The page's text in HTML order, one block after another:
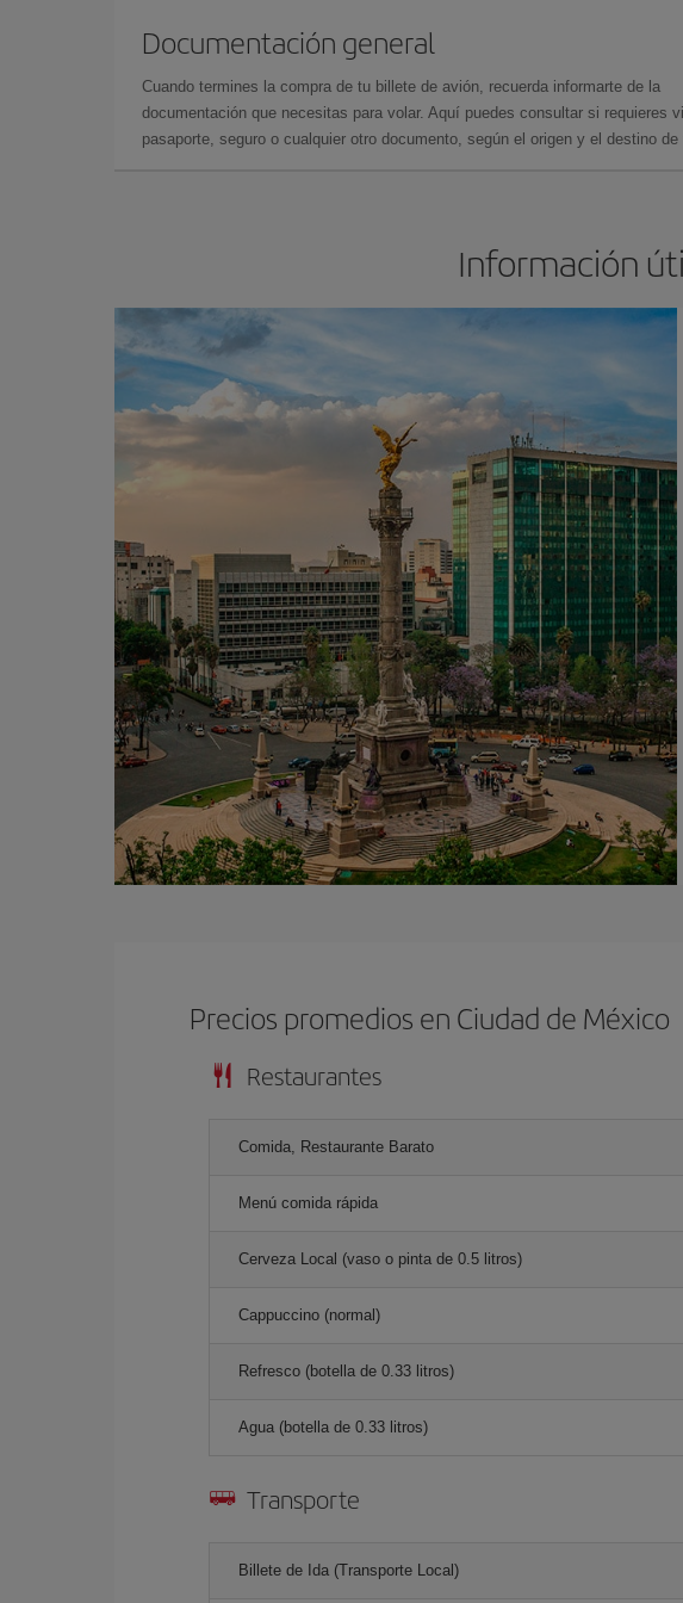
Documentación general
Cuando termines la compra de tu billete de avión, recuerda informarte de la
documentación que necesitas para volar. Aquí puedes consultar si requieres
pasaporte, seguro o cualquier otro documento, según el origen y el destino de
Información
Precios promedios en Ciudad de México
Restaurantes
Comida, Restaurante Barato
Menú comida rápida
Cerveza Local (vaso o pinta de 0.5 litros)
Cappuccino (normal)
Refresco (botella de 0.33 litros)
Agua (botella de 0.33 litros)
Transporte
Billete de Ida (Transporte Local)